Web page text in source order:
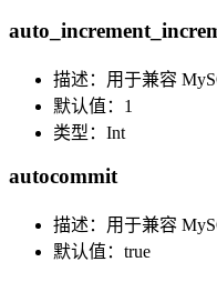
描述：用于兼容
默认值：1
类型：Int
autocommit
描述：用于兼容
默认值：true